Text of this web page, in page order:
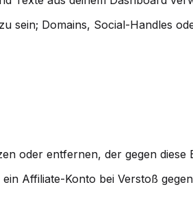
sein; Domains, Social-Handles
oder entfernen, der gegen diese
Affiliate-Konto bei Verstoß